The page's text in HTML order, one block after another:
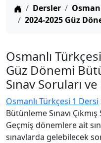
Anasayfa
Dersler
2024-2025 Güz
Osmanlı
Güz Dönemi
Sınav Soruları
Osmanlı Türkçesi 1 Dersi
Bütünleme Sınavı
Geçmiş dönemlere ait
sınavlarda gelebilecek